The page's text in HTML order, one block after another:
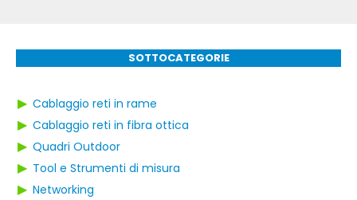
SOTTOCATEGORIE
▶ Cablaggio reti in rame
▶ Cablaggio reti in fibra ottica
▶ Quadri Outdoor
▶ Tool e Strumenti di misura
▶ Networking